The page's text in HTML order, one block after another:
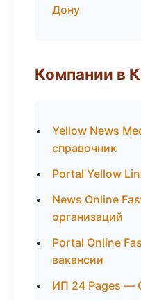
Дону
Компании в
Yellow News
справочник
Portal Yellow
News Online
организаций
Portal Online
вакансии
ИП 24 Pages —